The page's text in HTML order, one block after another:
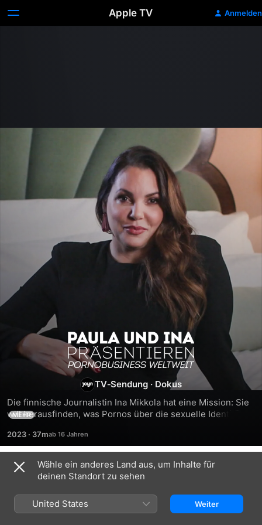
Apple TV Anmelden
Paula
und
Ina
präsentieren:
Pornobusiness
weltweit
TV‑Sendung · Dokus
Die finnische Journalistin Ina Mikkola hat eine Mission: Sie
will herausfinden, was Pornos über die sexuelle Identität
auf die Menschen- egal ob hinter der Kamera oder davor,
live, virtuell oder am Bildschirm. Den Anfang macht Ina in
Los Angeles. Sie taucht tief ein in die Produktion typisch
amerikanischer Erotikstreifen, trifft Macher und Darsteller
Lager hat.
MEHR
2023 · 37m
Staffel 1
Wähle ein anderes Land aus, um Inhalte für
deinen Standort zu sehen
United States Weiter